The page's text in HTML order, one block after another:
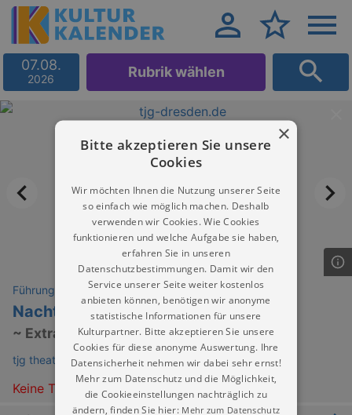
07.08.
2026 Rubrik wählen
Führungen
Nachts im Theater
~ Extra ~ 8+
tjg theater junge generation (im Kraftwerk Mitte)
Keine Termine
×
Bitte akzeptieren Sie unsere
Cookies
Wir möchten Ihnen die Nutzung unserer Seite
so einfach wie möglich machen. Deshalb
verwenden wir Cookies. Wie Cookies
funktionieren und welche Aufgabe sie haben,
erfahren Sie in unseren
Datenschutzbestimmungen. Damit wir den
Service unserer Seite weiter kostenlos
anbieten können, benötigen wir anonyme
statistische Informationen für unsere
Kulturpartner. Bitte akzeptieren Sie unsere
Cookies für diese anonyme Auswertung. Ihre
Datensicherheit nehmen wir dabei sehr ernst!
Mehr zum Datenschutz und die Möglichkeit,
die Cookieeinstellungen nachträglich zu
ändern, finden Sie hier: Mehr zum Datenschutz